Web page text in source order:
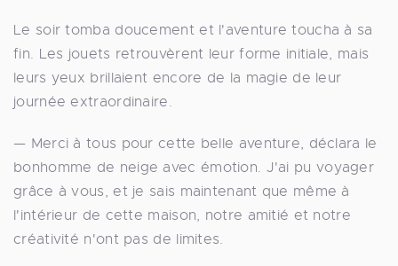
Le soir tomba doucement et l'aventure toucha à sa
fin. Les jouets retrouvèrent leur forme initiale, mais
leurs yeux brillaient encore de la magie de leur
journée extraordinaire.
— Merci à tous pour cette belle aventure, déclara le
bonhomme de neige avec émotion. J'ai pu voyager
grâce à vous, et je sais maintenant que même à
l'intérieur de cette maison, notre amitié et notre
créativité n'ont pas de limites.